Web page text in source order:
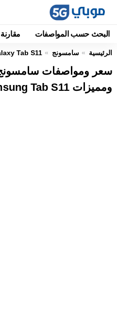
البحث حسب المواصفات
الرئيسية سامسونج Tab S11
ومميزات Samsung Tab S11